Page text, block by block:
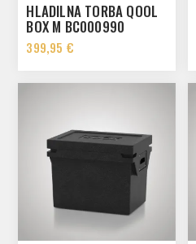
HLADILNA TORBA QOOL
BOX M BC000990
399,95 €